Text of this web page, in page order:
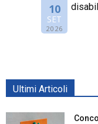
10
SET
2026
Ultimi Articoli